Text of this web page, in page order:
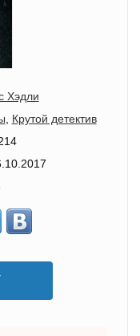
Хэдли
Крутой детектив